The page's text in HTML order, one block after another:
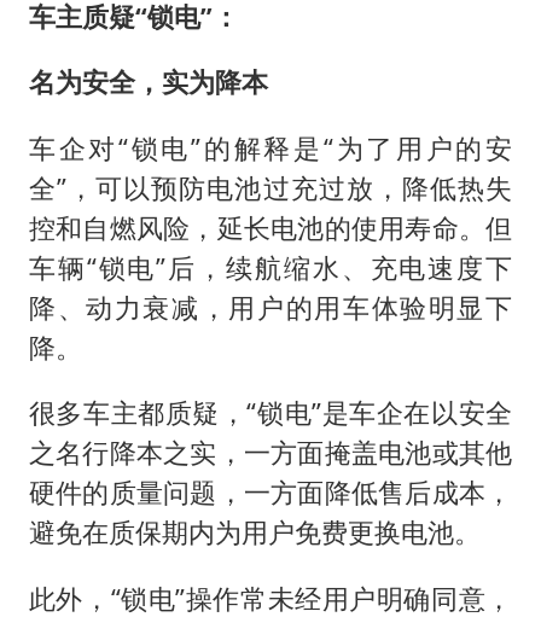
车主质疑“锁电”：
名为安全，实为降本
车企对“锁电”的解释是“为了用户的安
全”，可以预防电池过充过放，降低热失
控和自燃风险，延长电池的使用寿命。但
车辆“锁电”后，续航缩水、充电速度下
降、动力衰减，用户的用车体验明显下
降。
很多车主都质疑，“锁电”是车企在以安全
之名行降本之实，一方面掩盖电池或其他
硬件的质量问题，一方面降低售后成本，
避免在质保期内为用户免费更换电池。
此外，“锁电”操作常未经用户明确同意，